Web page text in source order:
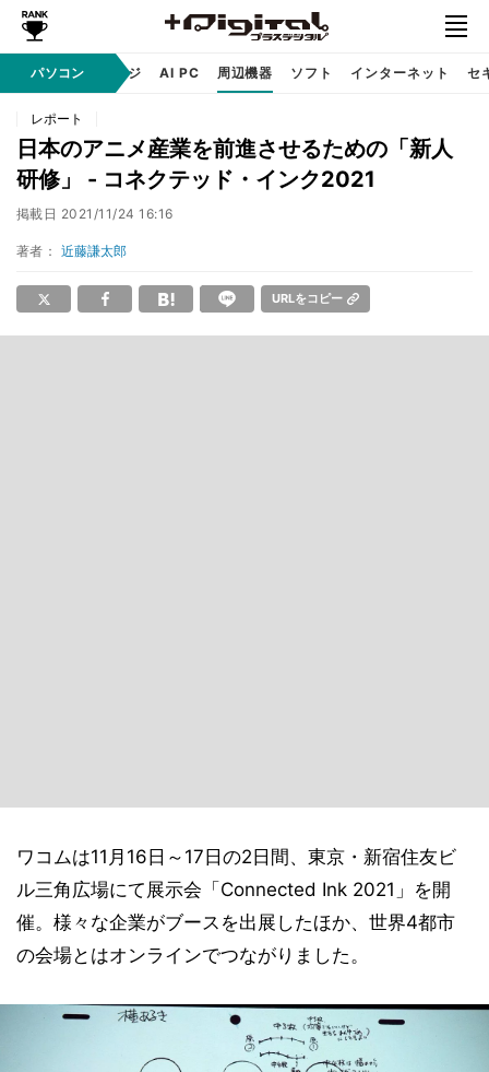
パソコン
自作 / テクノロジ AI PC 周辺機器 ソフト インターネット セ
レポート
日本のアニメ産業を前進させるための「新人
研修」 - コネクテッド・インク2021
掲載日 2021/11/24 16:16
著者： 近藤謙太郎
URLをコピー
ワコムは11月16日～17日の2日間、東京・新宿住友ビ
ル三角広場にて展示会「Connected Ink 2021」を開
催。様々な企業がブースを出展したほか、世界4都市
の会場とはオンラインでつながりました。